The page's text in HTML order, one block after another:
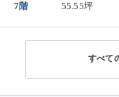
7階 55.55坪